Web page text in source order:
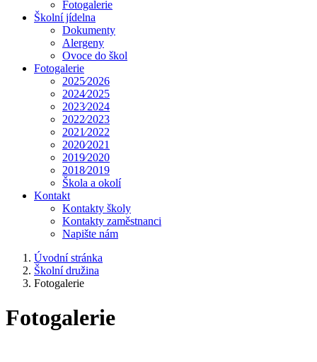
Fotogalerie
Školní jídelna
Dokumenty
Alergeny
Ovoce do škol
Fotogalerie
2025⁄2026
2024⁄2025
2023⁄2024
2022⁄2023
2021⁄2022
2020⁄2021
2019⁄2020
2018⁄2019
Škola a okolí
Kontakt
Kontakty školy
Kontakty zaměstnanci
Napište nám
Úvodní stránka
Školní družina
Fotogalerie
Fotogalerie